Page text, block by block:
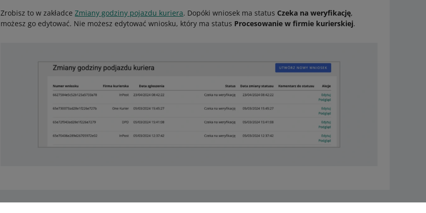
Zrobisz to w zakładceZmiany godziny pojazdu kuriera. Dopóki wniosek ma status Czeka na weryfikację,
możesz go edytować. Nie możesz edytować wniosku, który ma status Procesowanie w firmie kurierskiej.